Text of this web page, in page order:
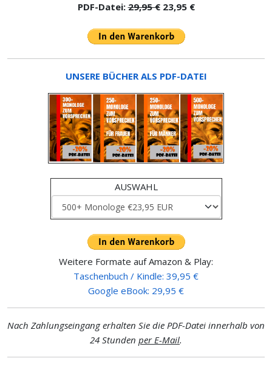
PDF-Datei:29,95 €23,95 €
UNSERE BÜCHER ALS PDF-DATEI
AUSWAHL
Weitere Formate auf Amazon & Play:
Taschenbuch / Kindle: 39,95 €
Google eBook: 29,95 €
Nach Zahlungseingang erhalten Sie die PDF-Datei innerhalb von
24 Stunden per E-Mail.